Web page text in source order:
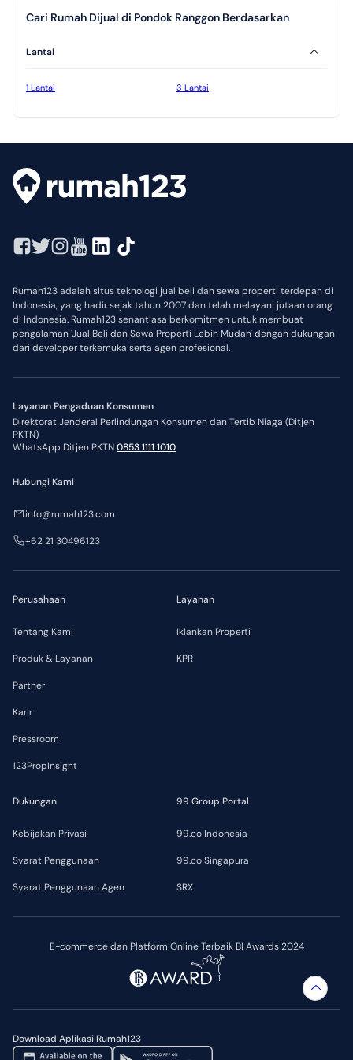
Cari Rumah Dijual di Pondok Ranggon Berdasarkan
Lantai
1 Lantai 3 Lantai
Rumah123 adalah situs teknologi jual beli dan sewa properti terdepan di
Indonesia, yang hadir sejak tahun 2007 dan telah melayani jutaan orang
di Indonesia. Rumah123 senantiasa berkomitmen untuk membuat
pengalaman 'Jual Beli dan Sewa Properti Lebih Mudah' dengan dukungan
dari developer terkemuka serta agen profesional.
Layanan Pengaduan Konsumen
Direktorat Jenderal Perlindungan Konsumen dan Tertib Niaga (Ditjen
PKTN)
WhatsApp Ditjen PKTN0853 1111 1010
E-commerce dan Platform Online Terbaik BI Awards 2024
Download Aplikasi Rumah123
Perusahaan
Tentang Kami
Produk & Layanan
Partner
Karir
Pressroom
123PropInsight
Layanan
Iklankan Properti
KPR
Dukungan
Kebijakan Privasi
Syarat Penggunaan
Syarat Penggunaan Agen
99 Group Portal
99.co Indonesia
99.co Singapura
SRX
Hubungi Kami
info@rumah123.com
+62 21 30496123